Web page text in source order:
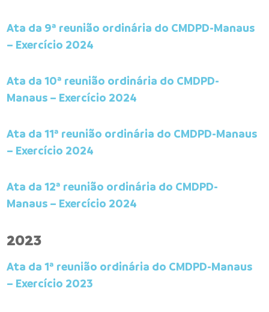
Ata da 9ª reunião ordinária do CMDPD-Manaus
– Exercício 2024
Ata da 10ª reunião ordinária do CMDPD-
Manaus – Exercício 2024
Ata da 11ª reunião ordinária do CMDPD-Manaus
– Exercício 2024
Ata da 12ª reunião ordinária do CMDPD-
Manaus – Exercício 2024
2023
Ata da 1ª reunião ordinária do CMDPD-Manaus
– Exercício 2023